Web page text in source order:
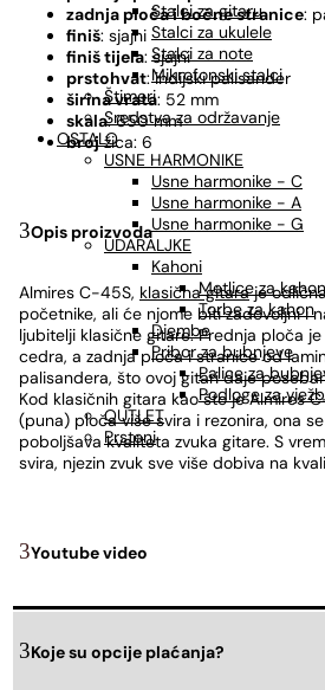
Stalci za gitaru
Stalci za ukulele
Stalci za note
Mikrofonski stalci
Štimeri
Sredstva za održavanje
OSTALO
USNE HARMONIKE
Usne harmonike - C
Usne harmonike - A
Usne harmonike - G
UDARALJKE
Kahoni
Metlice za kahon
Torbe za kahon
Djembe
Pribor za bubnjeve
Palice za
Podloge za
OUTLET
Prsteni
zadnja ploča i bočne stranice:
finiš: sjajni
finiš tijela: sjajni
prstohvat: indijski palisander
širina vrata: 52 mm
skala: 650 mm
brojžica: 6
Opis proizvoda
Almires C-45S, klasična gitaraje
početnike, ali će njome biti zadovoljni i
ljubitelji klasične gitare. Prednja ploča
cedra, a zadnja ploča i stranice od
palisandera, što ovoj gitari daje
Kod klasičnih gitara kao što je Almires
(puna) ploča više svira i rezonira, ona
poboljšava kvaliteta zvuka gitare. S
svira, njezin zvuk sve više dobiva na
Youtube video
Koje su opcije plaćanja?